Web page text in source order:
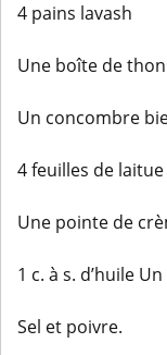
4 pains lavash
Une boîte de
Un concombre
4 feuilles de laitue
Une pointe de
1 c. à s. d’huile
Sel et poivre.